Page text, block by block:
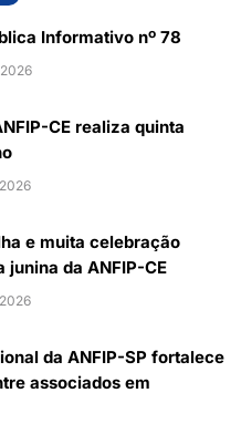
Informativo nº 78
CE realiza quinta
e muita celebração
junina da ANFIP-CE
da ANFIP-SP fortalece
associados em